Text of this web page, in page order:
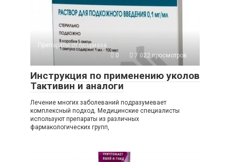
Препараты от псориаза
0
7 022 просмотров
Инструкция по применению уколов
Тактивин и аналоги
Лечение многих заболеваний подразумевает
комплексный подход. Медицинские специалисты
используют препараты из различных
фармакологических групп,